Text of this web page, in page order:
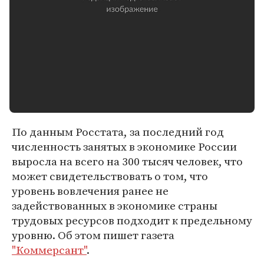
По данным Росстата, за последний год
численность занятых в экономике России
выросла на всего на 300 тысяч человек, что
может свидетельствовать о том, что
уровень вовлечения ранее не
задействованных в экономике страны
трудовых ресурсов подходит к предельному
уровню. Об этом пишет газета
"Коммерсант".